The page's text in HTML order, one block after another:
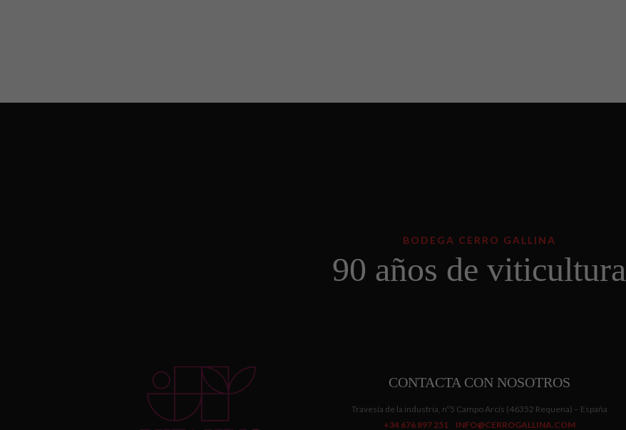
BODEGA CERRO GALLINA
90 años de viticultura
CONTACTA CON NOSOTROS
Travesía de la industria, nº5 Campo Arcís (46352 Requena) – España
+34 676 897 251
INFO@CERROGALLINA.COM